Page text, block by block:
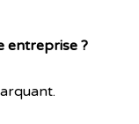
entreprise ?